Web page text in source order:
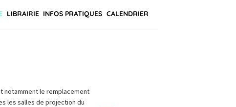
LIBRAIRIE INFOS PRATIQUES CALENDRIER
notamment le remplacement
les salles de projection du